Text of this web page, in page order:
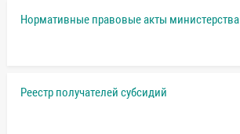
Нормативные правовые акты министерства
Реестр получателей субсидий